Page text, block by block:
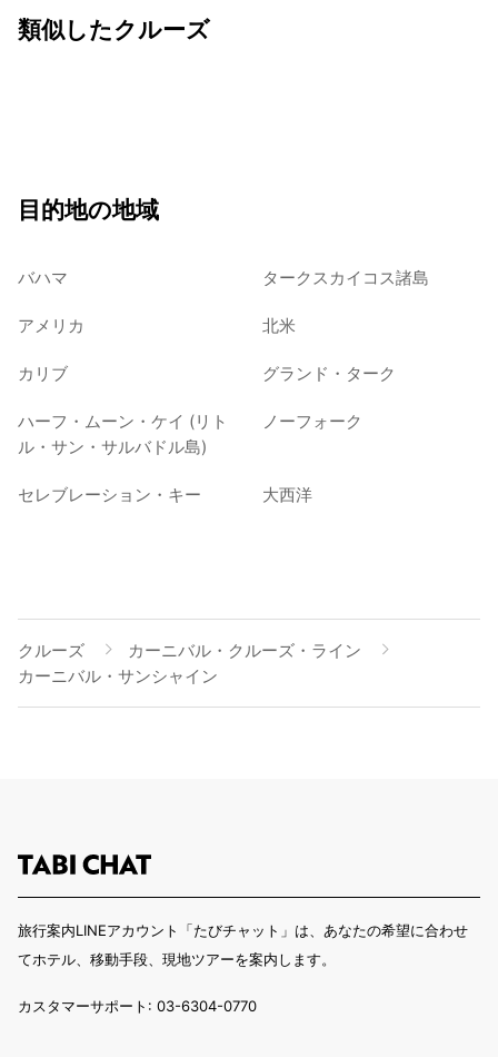
類似したクルーズ
目的地の地域
バハマ タークスカイコス諸島
アメリカ 北米
カリブ グランド・ターク
ハーフ・ムーン・ケイ (リト
ル・サン・サルバドル島)
ノーフォーク
セレブレーション・キー 大西洋
クルーズ
カーニバル・クルーズ・ライン
カーニバル・サンシャイン
旅行案内LINEアカウント「たびチャット」は、あなたの希望に合わせ
てホテル、移動手段、現地ツアーを案内します。
カスタマーサポート: 03-6304-0770